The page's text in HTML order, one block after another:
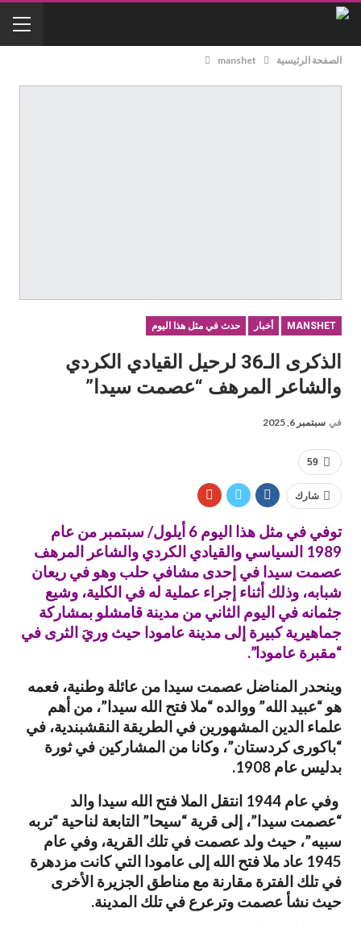
الصفحة الرئيسية manshet
MANSHET أخبار حدث في مثل هذا اليوم
الذكرى الـ36 لرحيل القيادي الكردي
والشاعر المرهف “عصمت سيدا”
في سبتمبر 6, 2025
59
شارك
توفي في مثل هذا اليوم 6 أيلول/ سبتمبر من عام
1989 السياسي والقيادي الكردي والشاعر المرهف
عصمت سيدا في إحدى مشافي حلب وهو في ريعان
شبابه، وذلك أثناء إجراء عملية له في الكلية، وشيع
جثمانه في اليوم الثاني من مدينة قامشلو بمشاركة
جماهيرية كبيرة إلى مدينة عامودا حيث وريَ الثرى في
“مقبرة عامودا”.
وينحدر المناضل عصمت سيدا من عائلة وطنية، فعمه
هو “عبيد الله” ووالده “ملا فتح الله سيدا”، من أهم
علماء الدين المشهورين في الطريقة النقشبندية، في
“باكورى كردستان”، وكانا من المشاركين في ثورة
بدليس عام 1908.
وفي عام 1944 انتقل الملا فتح الله سيدا والد
“عصمت سيدا”، إلى قرية “سيحا” التابعة لناحية “تربه
سبيه”، حيث ولد عصمت في تلك القرية، وفي عام
1945 عاد ملا فتح الله إلى عامودا التي كانت مزدهرة
في تلك الفترة مقارنة مع مناطق الجزيرة الأخرى
حيث نشأ عصمت وترعرع في تلك المدينة.